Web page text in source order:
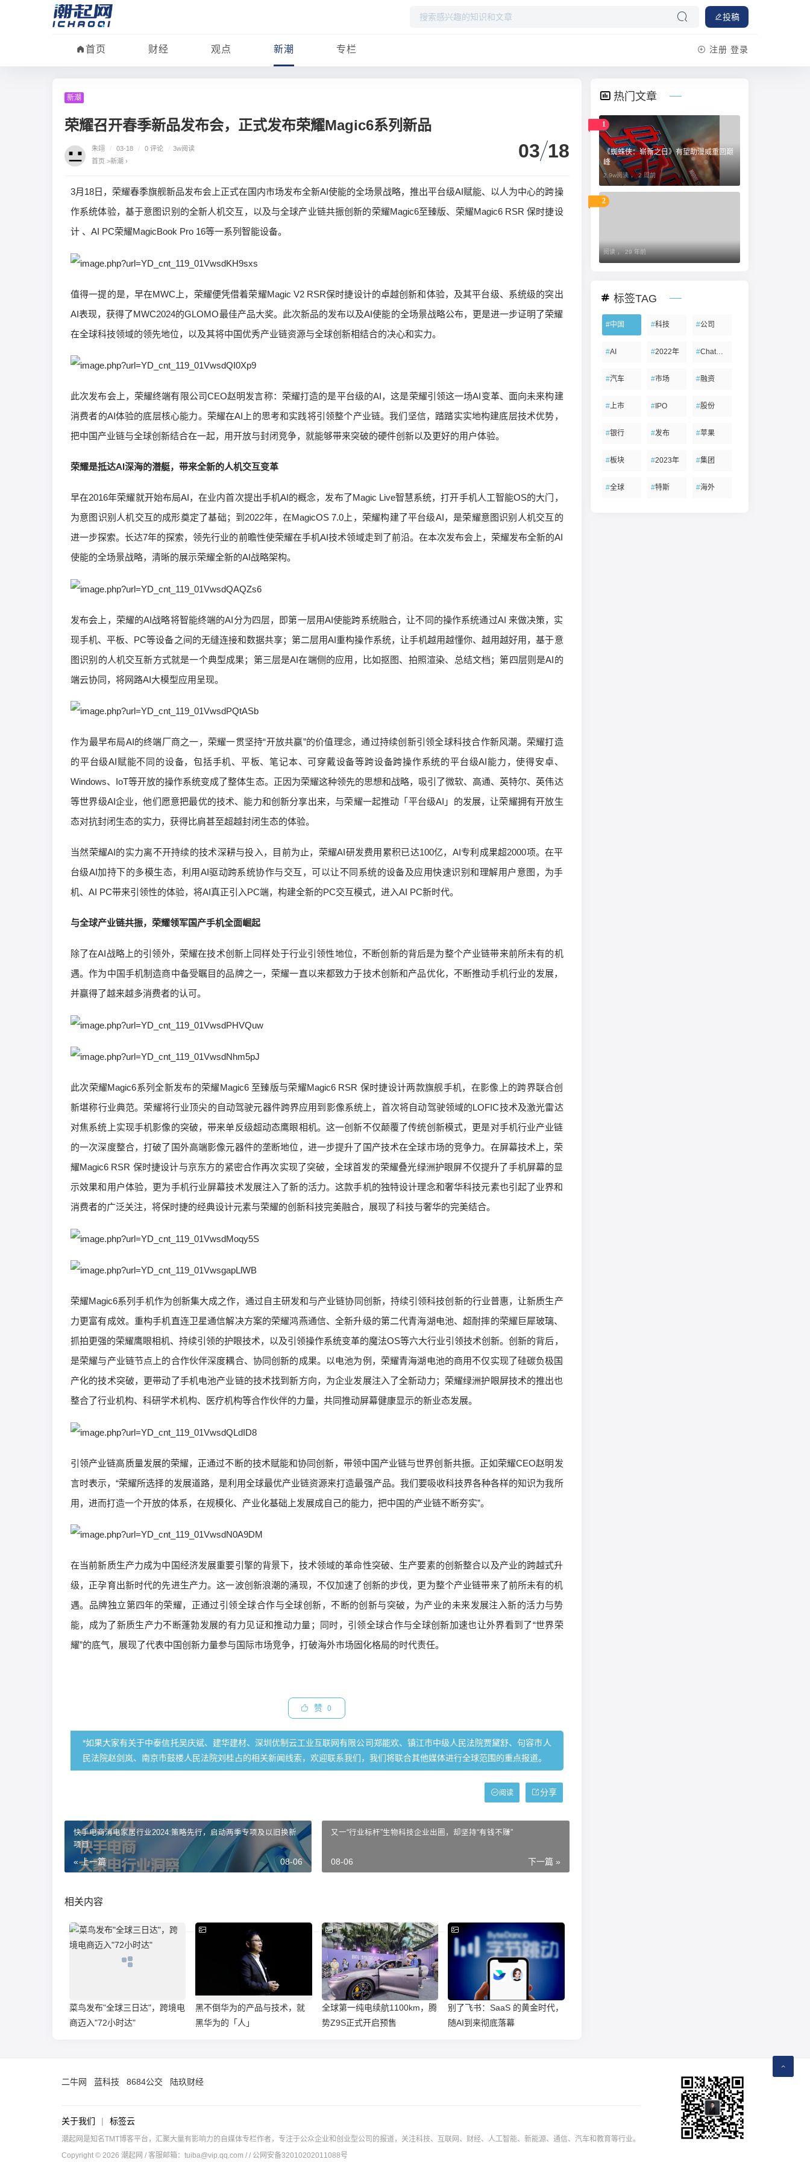
投稿
首页 财经 观点 新潮 专栏 注册 登录
新潮
荣耀召开春季新品发布会，正式发布荣耀Magic6系列新品
朱翊 / 03-18 / 0 评论 / 3w阅读
首页 >新潮 › 03 18
3月18日，荣耀春季旗舰新品发布会上正式在国内市场发布全新AI使能的全场景战略，推出平台级AI赋能、以人为中心的跨操
作系统体验，基于意图识别的全新人机交互，以及与全球产业链共振创新的荣耀Magic6至臻版、荣耀Magic6 RSR 保时捷设
计 、AI PC荣耀MagicBook Pro 16等一系列智能设备。
值得一提的是，早在MWC上，荣耀便凭借着荣耀Magic V2 RSR保时捷设计的卓越创新和体验，及其平台级、系统级的突出
AI表现，获得了MWC2024的GLOMO最佳产品大奖。此次新品的发布以及AI使能的全场景战略公布，更是进一步证明了荣耀
在全球科技领域的领先地位，以及其将中国优秀产业链资源与全球创新相结合的决心和实力。
此次发布会上，荣耀终端有限公司CEO赵明发言称：荣耀打造的是平台级的AI，这是荣耀引领这一场AI变革、面向未来构建
消费者的AI体验的底层核心能力。荣耀在AI上的思考和实践将引领整个产业链。我们坚信，踏踏实实地构建底层技术优势，
把中国产业链与全球创新结合在一起，用开放与封闭竞争，就能够带来突破的硬件创新以及更好的用户体验。
荣耀是抵达AI深海的潜艇，带来全新的人机交互变革
早在2016年荣耀就开始布局AI，在业内首次提出手机AI的概念，发布了Magic Live智慧系统，打开手机人工智能OS的大门，
为意图识别人机交互的成形奠定了基础；到2022年，在MagicOS 7.0上，荣耀构建了平台级AI，是荣耀意图识别人机交互的
进一步探索。长达7年的探索，领先行业的前瞻性使荣耀在手机AI技术领域走到了前沿。在本次发布会上，荣耀发布全新的AI
使能的全场景战略，清晰的展示荣耀全新的AI战略架构。
发布会上，荣耀的AI战略将智能终端的AI分为四层，即第一层用AI使能跨系统融合，让不同的操作系统通过AI 来做决策，实
现手机、平板、PC等设备之间的无缝连接和数据共享；第二层用AI重构操作系统，让手机越用越懂你、越用越好用，基于意
图识别的人机交互新方式就是一个典型成果；第三层是AI在端侧的应用，比如抠图、拍照渲染、总结文档；第四层则是AI的
端云协同，将网路AI大模型应用呈现。
作为最早布局AI的终端厂商之一，荣耀一贯坚持“开放共赢”的价值理念，通过持续创新引领全球科技合作新风潮。荣耀打造
的平台级AI赋能不同的设备，包括手机、平板、笔记本、可穿戴设备等跨设备跨操作系统的平台级AI能力，使得安卓、
Windows、IoT等开放的操作系统变成了整体生态。正因为荣耀这种领先的思想和战略，吸引了微软、高通、英特尔、英伟达
等世界级AI企业，他们愿意把最优的技术、能力和创新分享出来，与荣耀一起推动「平台级AI」的发展，让荣耀拥有开放生
态对抗封闭生态的实力，获得比肩甚至超越封闭生态的体验。
当然荣耀AI的实力离不开持续的技术深耕与投入，目前为止，荣耀AI研发费用累积已达100亿，AI专利成果超2000项。在平
台级AI加持下的多模生态，利用AI驱动跨系统协作与交互，可以让不同系统的设备及应用快速识别和理解用户意图，为手
机、AI PC带来引领性的体验，将AI真正引入PC端，构建全新的PC交互模式，进入AI PC新时代。
与全球产业链共振，荣耀领军国产手机全面崛起
除了在AI战略上的引领外，荣耀在技术创新上同样处于行业引领性地位，不断创新的背后是为整个产业链带来前所未有的机
遇。作为中国手机制造商中备受瞩目的品牌之一，荣耀一直以来都致力于技术创新和产品优化，不断推动手机行业的发展，
并赢得了越来越多消费者的认可。
此次荣耀Magic6系列全新发布的荣耀Magic6 至臻版与荣耀Magic6 RSR 保时捷设计两款旗舰手机，在影像上的跨界联合创
新堪称行业典范。荣耀将行业顶尖的自动驾驶元器件跨界应用到影像系统上，首次将自动驾驶领域的LOFIC技术及激光雷达
对焦系统上实现手机影像的突破，带来单反级超动态鹰眼相机。这一创新不仅颠覆了传统创新模式，更是对手机行业产业链
的一次深度整合，打破了国外高端影像元器件的垄断地位，进一步提升了国产技术在全球市场的竞争力。在屏幕技术上，荣
耀Magic6 RSR 保时捷设计与京东方的紧密合作再次实现了突破，全球首发的荣耀叠光绿洲护眼屏不仅提升了手机屏幕的显
示效果和用户体验，更为手机行业屏幕技术发展注入了新的活力。这款手机的独特设计理念和奢华科技元素也引起了业界和
消费者的广泛关注，将保时捷的经典设计元素与荣耀的创新科技完美融合，展现了科技与奢华的完美结合。
荣耀Magic6系列手机作为创新集大成之作，通过自主研发和与产业链协同创新，持续引领科技创新的行业普惠，让新质生产
力更富有成效。重构手机直连卫星通信解决方案的荣耀鸿燕通信、全新升级的第二代青海湖电池、超耐摔的荣耀巨犀玻璃、
抓拍更强的荣耀鹰眼相机、持续引领的护眼技术，以及引领操作系统变革的魔法OS等六大行业引领技术创新。创新的背后，
是荣耀与产业链节点上的合作伙伴深度耦合、协同创新的成果。以电池为例，荣耀青海湖电池的商用不仅实现了硅碳负极国
产化的技术突破，更带动了手机电池产业链的技术找到新方向，为企业发展注入了全新动力；荣耀绿洲护眼屏技术的推出也
整合了行业机构、科研学术机构、医疗机构等合作伙伴的力量，共同推动屏幕健康显示的新业态发展。
引领产业链高质量发展的荣耀，正通过不断的技术赋能和协同创新，带领中国产业链与世界创新共振。正如荣耀CEO赵明发
言时表示，“荣耀所选择的发展道路，是利用全球最优产业链资源来打造最强产品。我们要吸收科技界各种各样的知识为我所
用，进而打造一个开放的体系，在规模化、产业化基础上发展成自己的能力，把中国的产业链不断夯实”。
在当前新质生产力成为中国经济发展重要引擎的背景下，技术领域的革命性突破、生产要素的创新整合以及产业的跨越式升
级，正孕育出新时代的先进生产力。这一波创新浪潮的涌现，不仅加速了创新的步伐，更为整个产业链带来了前所未有的机
遇。品牌独立第四年的荣耀，正通过引领全球合作与全球创新，不断的创新与突破，为产业的未来发展注入新的活力与势
能，成为了新质生产力不断蓬勃发展的有力见证和推动力量；同时，引领全球合作与全球创新加速也让外界看到了“世界荣
耀”的底气，展现了代表中国创新力量参与国际市场竞争，打破海外市场固化格局的时代责任。
赞 0
*如果大家有关于中泰信托吴庆斌、建华建材、深圳优制云工业互联网有限公司郑能欢、镇江市中级人民法院贾黛舒、句容市人
民法院赵剑岚、南京市鼓楼人民法院刘桂占的相关新闻线索，欢迎联系我们，我们将联合其他媒体进行全球范围的重点报道。
分享
阅读
快手电商消电家居行业2024:策略先行，启动两季专项及以旧换新
项目
« 上一篇 08-06
又一“行业标杆”生物科技企业出圈，却坚持“有钱不赚”
下一篇 »
08-06
相关内容
菜鸟发布"全球三日达"，跨境电
商迈入"72小时达"
黑不倒华为的产品与技术，就
黑华为的「人」
全球第一纯电续航1100km，腾
势Z9S正式开启预售
别了飞书：SaaS 的黄金时代，
随AI到来彻底落幕
热门文章
1
《蜘蛛侠：崭新之日》有望助漫威重回巅
峰
2.9w阅读 ，2 周前
2
阅读 ， 29 年前
标签TAG
#中国 #科技 #公司
#AI #2022年 #ChatGPT
#汽车 #市场 #融资
#上市 #IPO #股份
#银行 #发布 #苹果
#板块 #2023年 #集团
#全球 #特斯 #海外
二牛网 蓝科技 8684公交 陆玖财经
关于我们 | 标签云
潮起网是知名TMT博客平台，汇聚大量有影响力的自媒体专栏作者，专注于公众企业和创业型公司的报道，关注科技、互联网、财经、人工智能、新能源、通信、汽车和教育等行业。
Copyright © 2026 潮起网 / 客服邮箱： tuiba@vip.qq.com / / 公网安备32010202011088号